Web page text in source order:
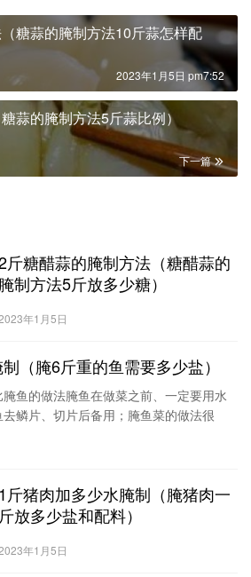
糖蒜的腌制方法10斤蒜怎样配
2023年1月5日 pm7:52
蒜的腌制方法5斤蒜比例）
下一篇
斤糖醋蒜的腌制方法（糖醋蒜的
腌制方法5斤放多少糖）
年1月5日
（腌6斤重的鱼需要多少盐）
鱼的做法腌鱼在做菜之前、一定要用水
鳞片、切片后备用；腌鱼菜的做法很
、白糖；红海椒、花椒的量要足够
1斤猪肉加多少水腌制（腌猪肉一
斤放多少盐和配料）
年1月5日